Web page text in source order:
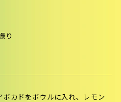
り
ボカドをボウルに入れ、レモン